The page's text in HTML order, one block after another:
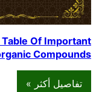
Table Of Important
Compounds
تفاصيل أكثر »